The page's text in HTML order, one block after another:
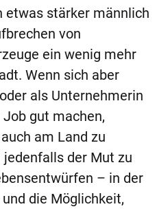
etwas stärker männlich
von
ein wenig mehr
Wenn sich aber
als Unternehmerin
gut machen,
am Land zu
der Mut zu
– in der
die Möglichkeit,